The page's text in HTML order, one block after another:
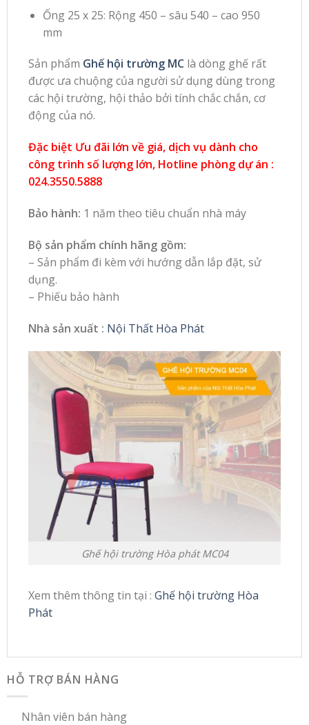
Ống 25 x 25: Rộng 450 – sâu 540 – cao 950
mm
Sản phẩm Ghế hội trường MClà dòng ghế rất
được ưa chuộng của người sử dụng dùng trong
các hội trường, hội thảo bởi tính chắc chắn, cơ
động của nó.
Đặc biệt Ưu đãi lớn về giá, dịch vụ dành cho
công trình số lượng lớn, Hotline phòng dự án :
024.3550.5888
Bảo hành: 1 năm theo tiêu chuẩn nhà máy
Bộ sản phẩm chính hãng gồm:
– Sản phẩm đi kèm với hướng dẫn lắp đặt, sử
dụng.
– Phiếu bảo hành
Nhà sản xuất : Nội Thất Hòa Phát
Ghế hội trường Hòa phát MC04
Xem thêm thông tin tại : Ghế hội trường Hòa
Phát
HỖ TRỢ BÁN HÀNG
Nhân viên bán hàng